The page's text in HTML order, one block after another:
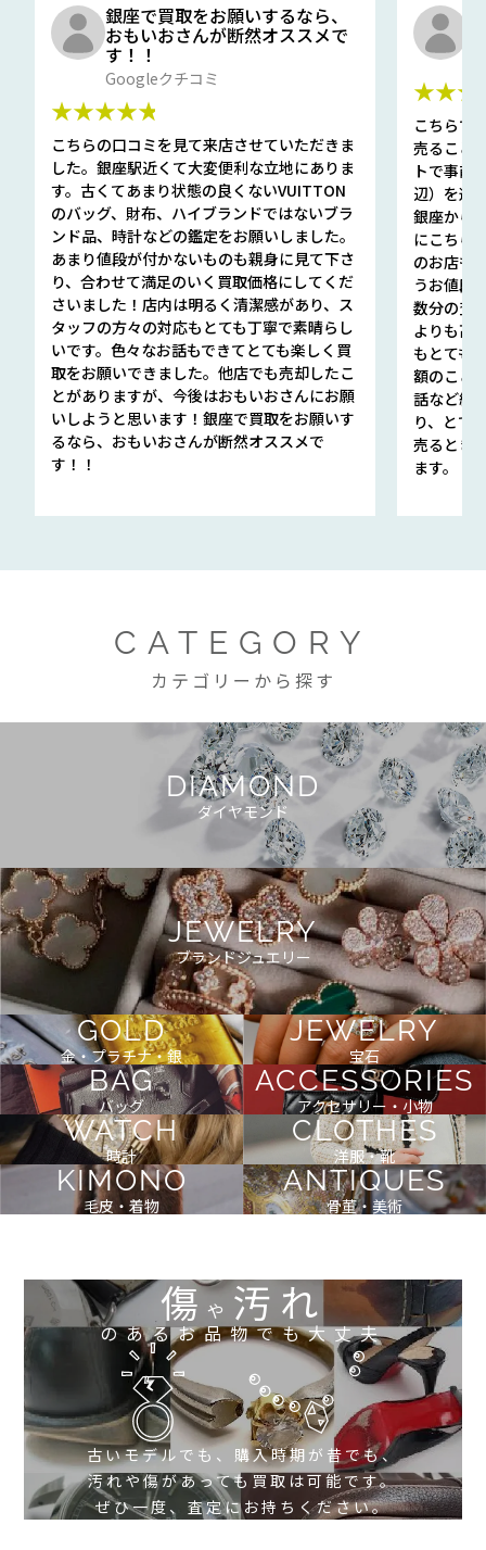
銀座で買取をお願いするなら、
おもいおさんが断然オススメで
す！！
Googleクチコミ
★★★★★
こちらの口コミを見て来店させていただきま
した。銀座駅近くて大変便利な立地にありま
す。古くてあまり状態の良くないVUITTON
のバッグ、財布、ハイブランドではないブラ
ンド品、時計などの鑑定をお願いしました。
あまり値段が付かないものも親身に見て下さ
り、合わせて満足のいく買取価格にしてくだ
さいました！店内は明るく清潔感があり、ス
タッフの方々の対応もとても丁寧で素晴らし
いです。色々なお話もできてとても楽しく買
取をお願いできました。他店でも売却したこ
とがありますが、今後はおもいおさんにお願
いしようと思います！銀座で買取をお願いす
るなら、おもいおさんが断然オススメで
す！！
こちらで
売ること
トで事前
辺）を選
銀座から
にこちら
のお店も
うお値段
数分の査
よりも高
もとても
額のこと
話など細
り、とて
売るとき
ます。
CATEGORY
カテゴリーから探す
DIAMOND
ダイヤモンド
JEWELRY
ブランドジュエリー
GOLD
金・プラチナ・銀
JEWELRY
宝石
BAG
バッグ
ACCESSORIES
アクセサリー・小物
WATCH
時計
CLOTHES
洋服・靴
KIMONO
毛皮・着物
ANTIQUES
骨董・美術
傷や 汚れ
のあるお品物でも大丈夫
古いモデルでも、購入時期が昔でも、
汚れや傷があっても買取は可能です。
ぜひ一度、査定にお持ちください。